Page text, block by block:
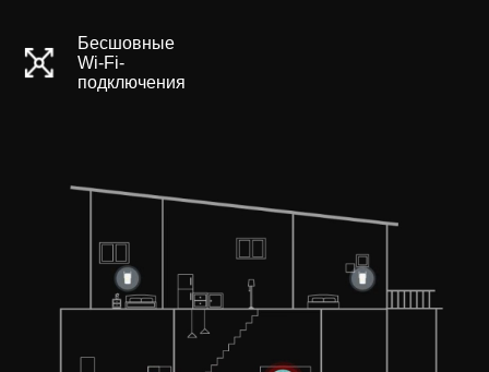
Бесшовные
Wi-Fi-
подключения